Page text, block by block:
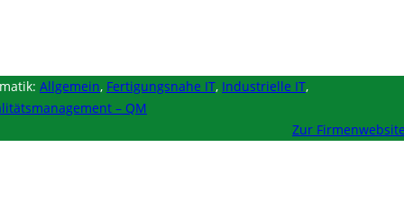
Allgemein, Fertigungsnahe IT, Industrielle IT,
– QM
Zur